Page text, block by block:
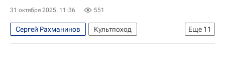
Верховная Рада Украины
31 октября 2025, 11:36 551
Еще 11
Сергей Рахманинов
Культпоход
Хворостовский
Сергей Есенин